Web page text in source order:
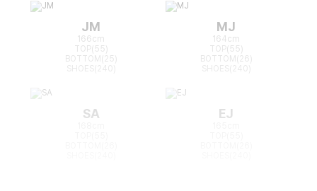
JM
166cm
TOP(55)
BOTTOM(25)
MJ
164cm
TOP(55)
BOTTOM(26)
SA EJ